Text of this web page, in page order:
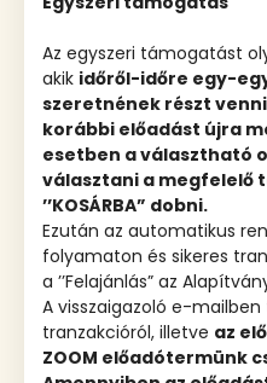
Az egyszeri támogatást
akik időről-időre egy-
szeretnének részt
korábbi előadást újra
esetben a választható
választani a megfelelő
’’KOSÁRBA” dobni.
Ezután az automatikus
folyamaton és sikeres
a ’’Felajánlás” az
A visszaigazoló e-
tranzakcióról, illetve az
ZOOM előadótermünk